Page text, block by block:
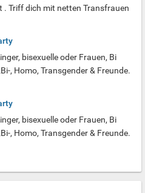
. Triff dich mit netten Transfrauen
bisexuelle oder Frauen, Bi
, Homo, Transgender & Freunde.
bisexuelle oder Frauen, Bi
, Homo, Transgender & Freunde.